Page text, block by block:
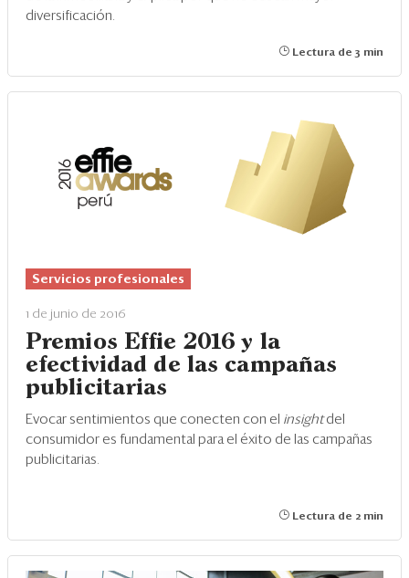
diversificación.
Lectura de 3 min
Servicios profesionales
1 de junio de 2016
Premios Effie 2016 y la
efectividad de las campañas
publicitarias
Evocar sentimientos que conecten con el insightdel
consumidor es fundamental para el éxito de las campañas
publicitarias.
Lectura de 2 min